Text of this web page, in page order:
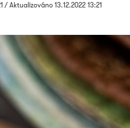
/ Aktualizováno13.12.2022 13:21